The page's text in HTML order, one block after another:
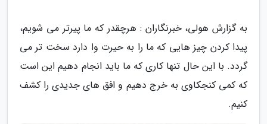
به گزارش هولی، خبرنگاران : هرچقدر که ما پیرتر می شویم،
پیدا کردن چیز هایی که ما را به حیرت وا دارد سخت تر می
گردد. با این حال تنها کاری که ما باید انجام دهیم این است
که کمی کنجکاوی به خرج دهیم و افق های جدیدی را کشف
کنیم.